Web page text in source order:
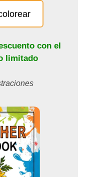
con el
limitado